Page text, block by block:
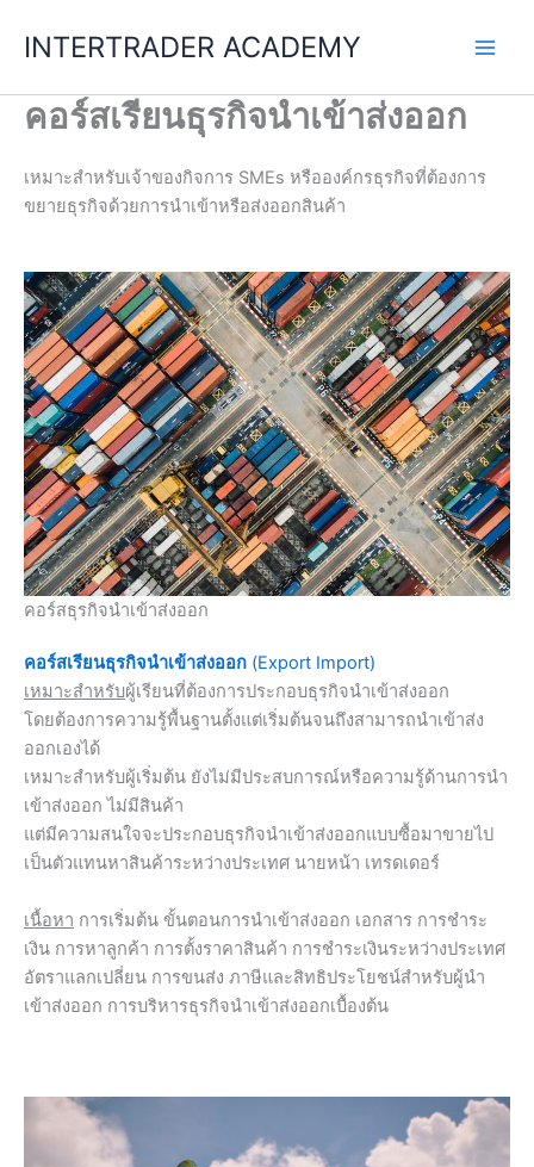
INTERTRADER ACADEMY
คอร์สเรียนธุรกิจนำเข้าส่งออก
เหมาะสำหรับเจ้าของกิจการ SMEs หรือองค์กรธุรกิจที่ต้องการ
ขยายธุรกิจด้วยการนำเข้าหรือส่งออกสินค้า
คอร์สธุรกิจนำเข้าส่งออก
คอร์สเรียนธุรกิจนำเข้าส่งออก (Export Import)
เหมาะสำหรับผู้เรียนที่ต้องการประกอบธุรกิจนำเข้าส่งออก
โดยต้องการความรู้พื้นฐานตั้งแต่เริ่มต้นจนถึงสามารถนำเข้าส่ง
ออกเองได้
เหมาะสำหรับผู้เริ่มต้น ยังไม่มีประสบการณ์หรือความรู้ด้านการนำ
เข้าส่งออก ไม่มีสินค้า
แต่มีความสนใจจะประกอบธุรกิจนำเข้าส่งออกแบบซื้อมาขายไป
เป็นตัวแทนหาสินค้าระหว่างประเทศ นายหน้า เทรดเดอร์
เนื้อหา การเริ่มต้น ขั้นตอนการนำเข้าส่งออก เอกสาร การชำระ
เงิน การหาลูกค้า การตั้งราคาสินค้า การชำระเงินระหว่างประเทศ
อัตราแลกเปลี่ยน การขนส่ง ภาษีและสิทธิประโยชน์สำหรับผู้นำ
เข้าส่งออก การบริหารธุรกิจนำเข้าส่งออกเบื้องต้น